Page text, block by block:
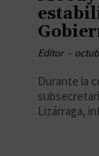
Editor -
Durante la
Lizárraga,